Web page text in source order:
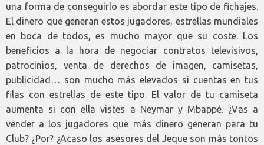
una forma de conseguirlo es abordar este tipo de fichajes.
El dinero que generan estos jugadores, estrellas mundiales
en boca de todos, es mucho mayor que su coste. Los
beneficios a la hora de negociar contratos televisivos,
patrocinios, venta de derechos de imagen, camisetas,
publicidad… son mucho más elevados si cuentas en tus
filas con estrellas de este tipo. El valor de tu camiseta
aumenta si con ella vistes a Neymar y Mbappé. ¿Vas a
vender a los jugadores que más dinero generan para tu
Club? ¿Por? ¿Acaso los asesores del Jeque son más tontos